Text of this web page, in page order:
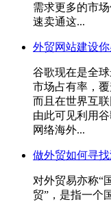
需求更多的市
速卖通这...
外贸网站建设
谷歌现在是全
市场占有率，
而且在世界互
由此可见利用
网络海外...
做外贸如何寻
对外贸易亦称“
贸”，是指一个